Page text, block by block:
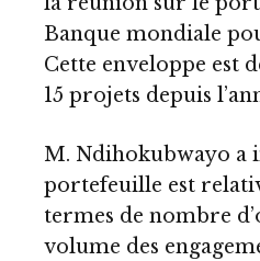
Banque mondiale
Cette enveloppe est
15 projets depuis
M. Ndihokubwayo a
portefeuille est
termes de nombre
volume des